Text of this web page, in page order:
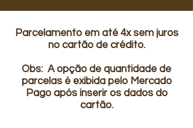
Parcelamento em até 4x sem juros
no cartão de crédito.
Obs: A opção de quantidade de
parcelas é exibida pelo Mercado
Pago após inserir os dados do
cartão.